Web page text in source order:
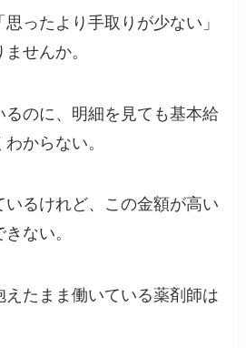
ったより手取りが少ない」
せんか。
のに、明細を見ても基本給
からない。
るけれど、この金額が高い
ない。
えたまま働いている薬剤師は